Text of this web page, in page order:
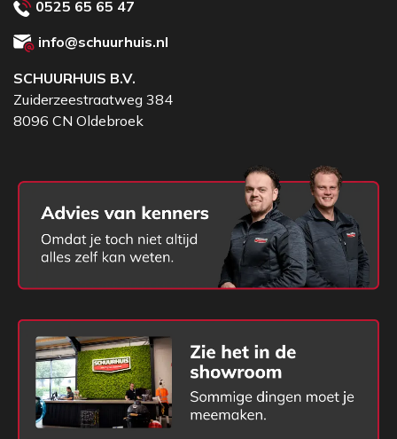
0525 65 65 47
info@schuurhuis.nl
SCHUURHUIS B.V.
Zuiderzeestraatweg 384
8096 CN Oldebroek